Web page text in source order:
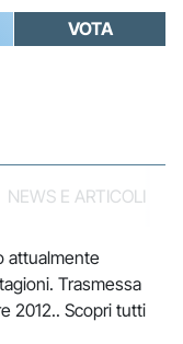
VOTA
NEWS E ARTICOLI
attualmente
Trasmessa
2012.. Scopri tutti